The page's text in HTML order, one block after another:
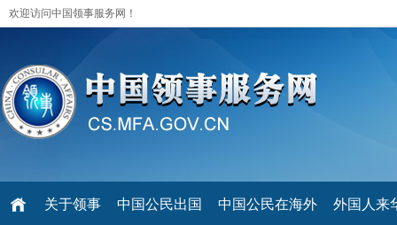
欢迎访问中国领事服务网！
关于领事 中国公民出国 中国公民在海外 外国人来